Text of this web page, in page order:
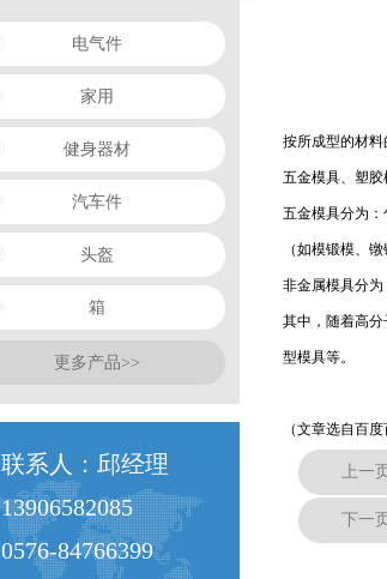
电气件
家用
健身器材
汽车件
头盔
箱
更多产品>>
联系人：邱经理
13906582085
0576-84766399
按所成型的材料
五金模具、塑胶
五金模具分为
（如模锻模、
非金属模具分为
其中，随着高
型模具等。
（文章选自百度
上一
下一